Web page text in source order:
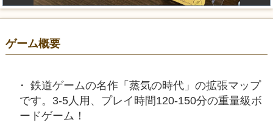
ゲーム概要
鉄道ゲームの名作「蒸気の時代」の拡張マップ
です。3-5人用、プレイ時間120-150分の重量級ボ
ードゲーム！